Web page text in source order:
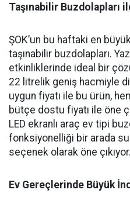
Taşınabilir Buzdolapları
ŞOK’un bu haftaki en
taşınabilir buzdolapları.
etkinliklerinde ideal bir
22 litrelik geniş hacmiyle
uygun fiyatı ile bu ürün,
bütçe dostu fiyatı ile öne
LED ekranlı araç ev tipi
fonksiyonelliği bir arada
seçenek olarak öne çıkıyor.
Ev Gereçlerinde Büyük